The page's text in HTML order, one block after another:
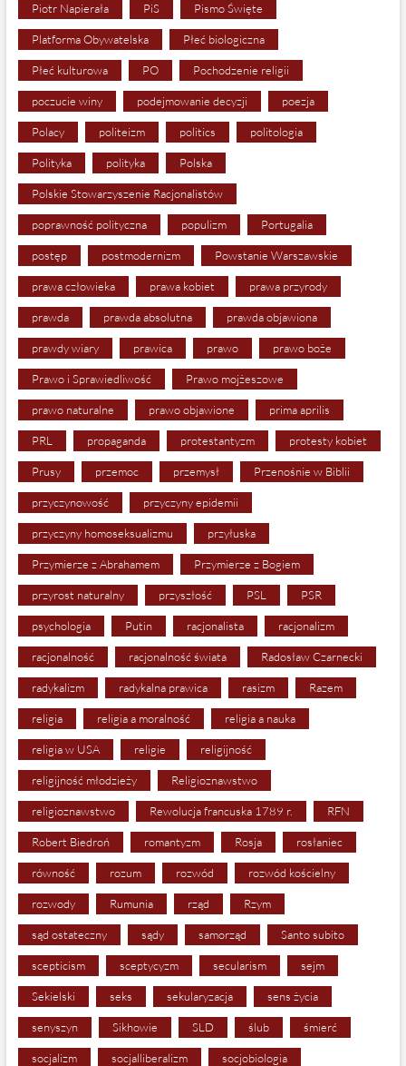
Piotr Napierała PiS Pismo Święte
Platforma Obywatelska Płeć biologiczna
Płeć kulturowa PO Pochodzenie religii
poczucie winy podejmowanie decyzji poezja
Polacy politeizm politics politologia
Polityka polityka Polska
Polskie Stowarzyszenie Racjonalistów
poprawność polityczna populizm Portugalia
postęp postmodernizm Powstanie Warszawskie
prawa człowieka prawa kobiet prawa przyrody
prawda prawda absolutna prawda objawiona
prawdy wiary prawica prawo prawo boże
Prawo i Sprawiedliwość Prawo mojżeszowe
prawo naturalne prawo objawione prima aprilis
PRL propaganda protestantyzm protesty kobiet
Prusy przemoc przemysł Przenośnie w Biblii
przyczynowość przyczyny epidemii
przyczyny homoseksualizmu przyłuska
Przymierze z Abrahamem Przymierze z Bogiem
przyrost naturalny przyszłość PSL PSR
psychologia Putin racjonalista racjonalizm
racjonalność racjonalność świata Radosław Czarnecki
radykalizm radykalna prawica rasizm Razem
religia religia a moralność religia a nauka
religia w USA religie religijność
religijność młodzieży Religioznawstwo
religioznawstwo Rewolucja francuska 1789 r. RFN
Robert Biedroń romantyzm Rosja rosłaniec
równość rozum rozwód rozwód kościelny
rozwody Rumunia rząd Rzym
sąd ostateczny sądy samorząd Santo subito
scepticism sceptycyzm secularism sejm
Sekielski seks sekularyzacja sens życia
senyszyn Sikhowie SLD ślub śmierć
socjalizm socjalliberalizm socjobiologia